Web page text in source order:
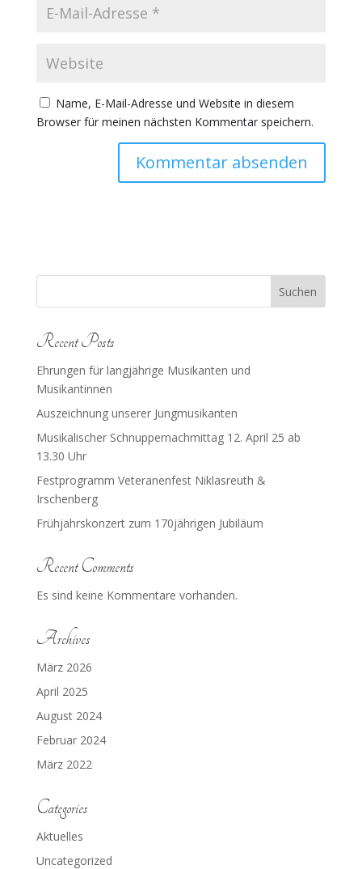
Name, E-Mail-Adresse und Website in diesem
Browser für meinen nächsten Kommentar speichern.
Suchen
Recent Posts
Ehrungen für langjährige Musikanten und
Musikantinnen
Auszeichnung unserer Jungmusikanten
Musikalischer Schnuppernachmittag 12. April 25 ab
13.30 Uhr
Festprogramm Veteranenfest Niklasreuth &
Irschenberg
Frühjahrskonzert zum 170jährigen Jubiläum
Recent Comments
Es sind keine Kommentare vorhanden.
Archives
März 2026
April 2025
August 2024
Februar 2024
März 2022
Categories
Aktuelles
Uncategorized